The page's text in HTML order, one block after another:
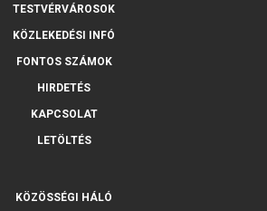
TESTVÉRVÁROSOK
KÖZLEKEDÉSI INFÓ
FONTOS SZÁMOK
HIRDETÉS
KAPCSOLAT
LETÖLTÉS
KÖZÖSSÉGI HÁLÓ